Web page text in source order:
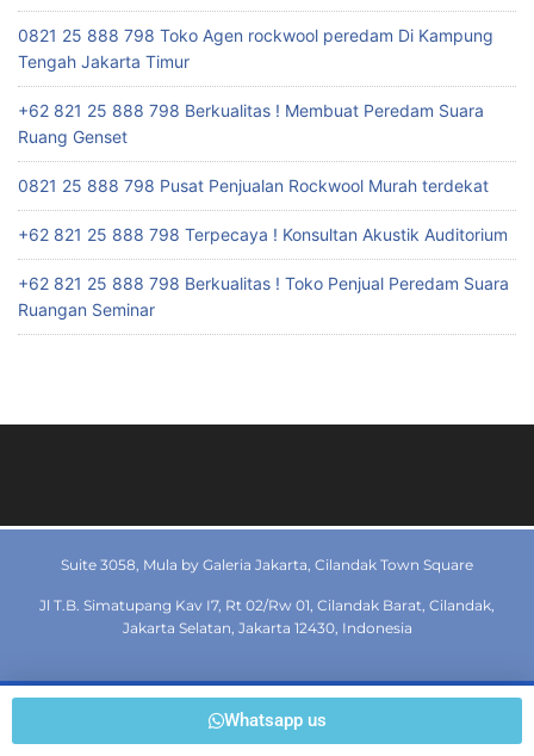
0821 25 888 798 Toko Agen rockwool peredam Di Kampung
Tengah Jakarta Timur
+62 821 25 888 798 Berkualitas ! Membuat Peredam Suara
Ruang Genset
0821 25 888 798 Pusat Penjualan Rockwool Murah terdekat
+62 821 25 888 798 Terpecaya ! Konsultan Akustik Auditorium
+62 821 25 888 798 Berkualitas ! Toko Penjual Peredam Suara
Ruangan Seminar
Suite 3058, Mula by Galeria Jakarta, Cilandak Town Square
Jl T.B. Simatupang Kav I7, Rt 02/Rw 01, Cilandak Barat, Cilandak,
Jakarta Selatan, Jakarta 12430, Indonesia
© 2019 dewaperedamruangan.com All rights reserved
Whatsapp us